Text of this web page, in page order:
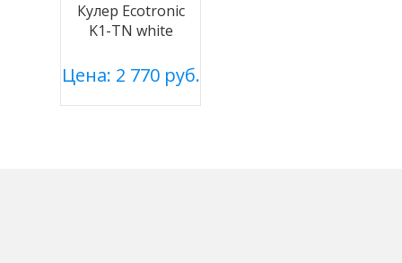
Кулер Ecotronic
K1-TN white
Цена: 2 770 руб.